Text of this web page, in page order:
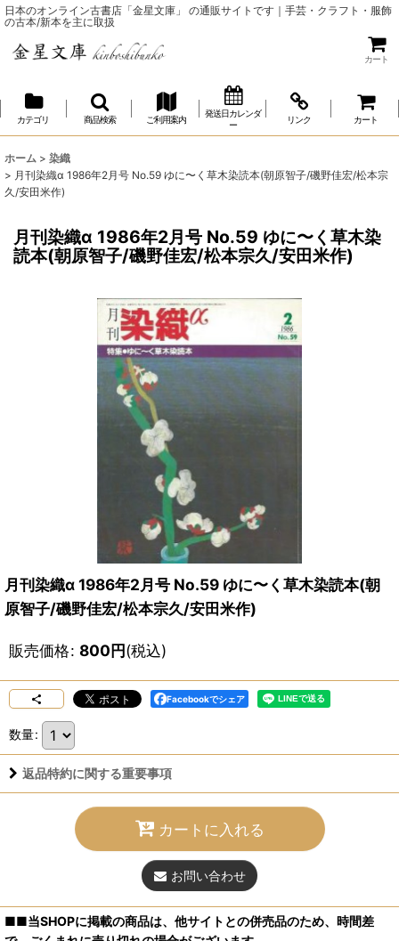
日本のオンライン古書店「金星文庫」 の通販サイトです｜手芸・クラフト・服飾
の古本/新本を主に取扱
カート
カテゴリ 商品検索 ご利用案内
発送日カレンダ
ー
リンク カート
ホーム > 染織
> 月刊染織α 1986年2月号 No.59 ゆに〜く草木染読本(朝原智子/磯野佳宏/松本宗
久/安田米作)
月刊染織α 1986年2月号 No.59 ゆに〜く草木染
読本(朝原智子/磯野佳宏/松本宗久/安田米作)
月刊染織α 1986年2月号 No.59 ゆに〜く草木染読本(朝
原智子/磯野佳宏/松本宗久/安田米作)
販売価格: 800円(税込)
Facebookでシェア
数量:
返品特約に関する重要事項
カートに入れる
お問い合わせ
■■当SHOPに掲載の商品は、他サイトとの併売品のため、時間差